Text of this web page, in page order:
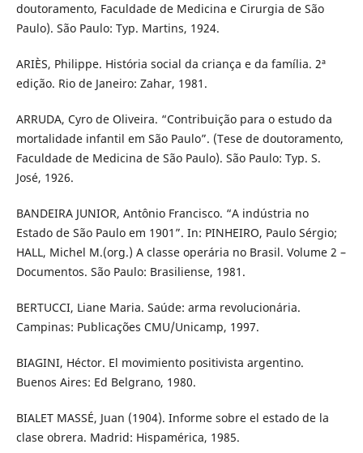
doutoramento, Faculdade de Medicina e Cirurgia de São
Paulo). São Paulo: Typ. Martins, 1924.
ARIÈS, Philippe. História social da criança e da família. 2ª
edição. Rio de Janeiro: Zahar, 1981.
ARRUDA, Cyro de Oliveira. “Contribuição para o estudo da
mortalidade infantil em São Paulo”. (Tese de doutoramento,
Faculdade de Medicina de São Paulo). São Paulo: Typ. S.
José, 1926.
BANDEIRA JUNIOR, Antônio Francisco. “A indústria no
Estado de São Paulo em 1901”. In: PINHEIRO, Paulo Sérgio;
HALL, Michel M.(org.) A classe operária no Brasil. Volume 2 –
Documentos. São Paulo: Brasiliense, 1981.
BERTUCCI, Liane Maria. Saúde: arma revolucionária.
Campinas: Publicações CMU/Unicamp, 1997.
BIAGINI, Héctor. El movimiento positivista argentino.
Buenos Aires: Ed Belgrano, 1980.
BIALET MASSÉ, Juan (1904). Informe sobre el estado de la
clase obrera. Madrid: Hispamérica, 1985.